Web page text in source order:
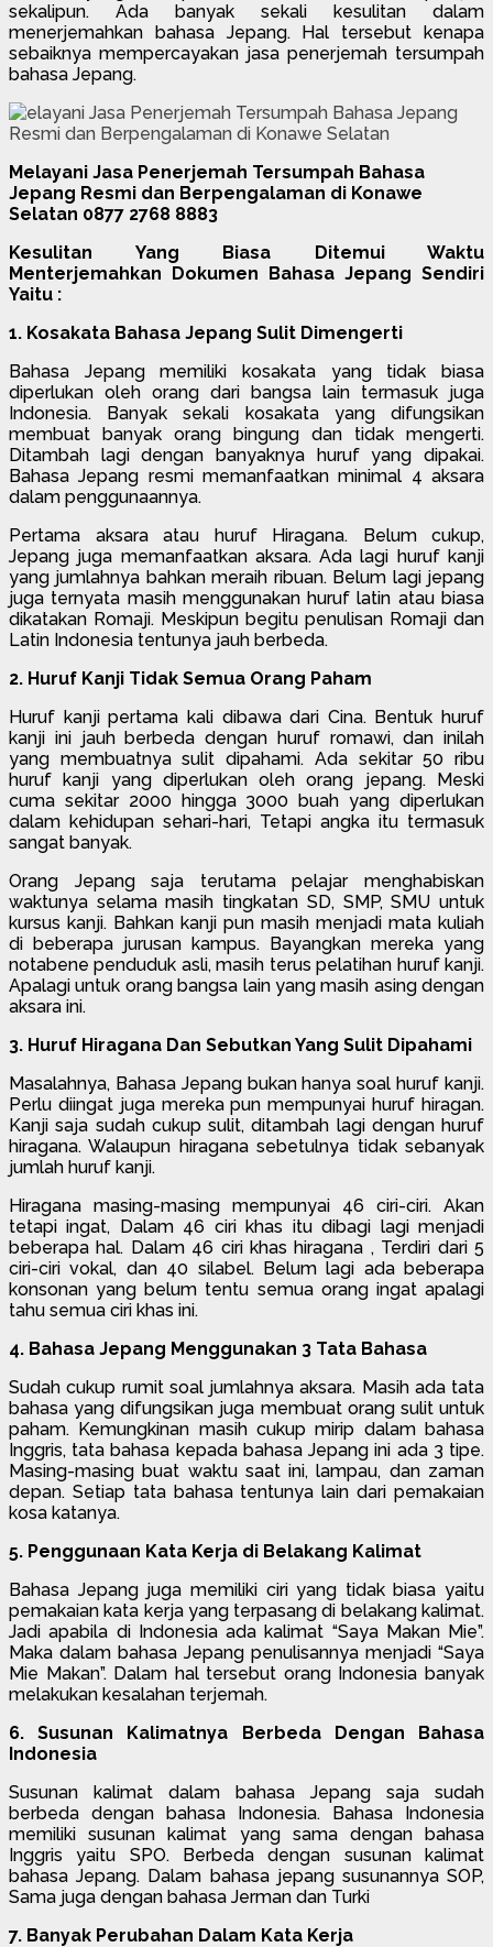
sekalipun. Ada banyak sekali kesulitan dalam
menerjemahkan bahasa Jepang. Hal tersebut kenapa
sebaiknya mempercayakan jasa penerjemah tersumpah
bahasa Jepang.
Melayani Jasa Penerjemah Tersumpah Bahasa
Jepang Resmi dan Berpengalaman di Konawe
Selatan 0877 2768 8883
Kesulitan Yang Biasa Ditemui Waktu
Menterjemahkan Dokumen Bahasa Jepang Sendiri
Yaitu :
1. Kosakata Bahasa Jepang Sulit Dimengerti
Bahasa Jepang memiliki kosakata yang tidak biasa
diperlukan oleh orang dari bangsa lain termasuk juga
Indonesia. Banyak sekali kosakata yang difungsikan
membuat banyak orang bingung dan tidak mengerti.
Ditambah lagi dengan banyaknya huruf yang dipakai.
Bahasa Jepang resmi memanfaatkan minimal 4 aksara
dalam penggunaannya.
Pertama aksara atau huruf Hiragana. Belum cukup,
Jepang juga memanfaatkan aksara. Ada lagi huruf kanji
yang jumlahnya bahkan meraih ribuan. Belum lagi jepang
juga ternyata masih menggunakan huruf latin atau biasa
dikatakan Romaji. Meskipun begitu penulisan Romaji dan
Latin Indonesia tentunya jauh berbeda.
2. Huruf Kanji Tidak Semua Orang Paham
Huruf kanji pertama kali dibawa dari Cina. Bentuk huruf
kanji ini jauh berbeda dengan huruf romawi, dan inilah
yang membuatnya sulit dipahami. Ada sekitar 50 ribu
huruf kanji yang diperlukan oleh orang jepang. Meski
cuma sekitar 2000 hingga 3000 buah yang diperlukan
dalam kehidupan sehari-hari, Tetapi angka itu termasuk
sangat banyak.
Orang Jepang saja terutama pelajar menghabiskan
waktunya selama masih tingkatan SD, SMP, SMU untuk
kursus kanji. Bahkan kanji pun masih menjadi mata kuliah
di beberapa jurusan kampus. Bayangkan mereka yang
notabene penduduk asli, masih terus pelatihan huruf kanji.
Apalagi untuk orang bangsa lain yang masih asing dengan
aksara ini.
3. Huruf Hiragana Dan Sebutkan Yang Sulit Dipahami
Masalahnya, Bahasa Jepang bukan hanya soal huruf kanji.
Perlu diingat juga mereka pun mempunyai huruf hiragan.
Kanji saja sudah cukup sulit, ditambah lagi dengan huruf
hiragana. Walaupun hiragana sebetulnya tidak sebanyak
jumlah huruf kanji.
Hiragana masing-masing mempunyai 46 ciri-ciri. Akan
tetapi ingat, Dalam 46 ciri khas itu dibagi lagi menjadi
beberapa hal. Dalam 46 ciri khas hiragana , Terdiri dari 5
ciri-ciri vokal, dan 40 silabel. Belum lagi ada beberapa
konsonan yang belum tentu semua orang ingat apalagi
tahu semua ciri khas ini.
4. Bahasa Jepang Menggunakan 3 Tata Bahasa
Sudah cukup rumit soal jumlahnya aksara. Masih ada tata
bahasa yang difungsikan juga membuat orang sulit untuk
paham. Kemungkinan masih cukup mirip dalam bahasa
Inggris, tata bahasa kepada bahasa Jepang ini ada 3 tipe.
Masing-masing buat waktu saat ini, lampau, dan zaman
depan. Setiap tata bahasa tentunya lain dari pemakaian
kosa katanya.
5. Penggunaan Kata Kerja di Belakang Kalimat
Bahasa Jepang juga memiliki ciri yang tidak biasa yaitu
pemakaian kata kerja yang terpasang di belakang kalimat.
Jadi apabila di Indonesia ada kalimat “Saya Makan Mie”.
Maka dalam bahasa Jepang penulisannya menjadi “Saya
Mie Makan”. Dalam hal tersebut orang Indonesia banyak
melakukan kesalahan terjemah.
6. Susunan Kalimatnya Berbeda Dengan Bahasa
Indonesia
Susunan kalimat dalam bahasa Jepang saja sudah
berbeda dengan bahasa Indonesia. Bahasa Indonesia
memiliki susunan kalimat yang sama dengan bahasa
Inggris yaitu SPO. Berbeda dengan susunan kalimat
bahasa Jepang. Dalam bahasa jepang susunannya SOP,
Sama juga dengan bahasa Jerman dan Turki
7. Banyak Perubahan Dalam Kata Kerja